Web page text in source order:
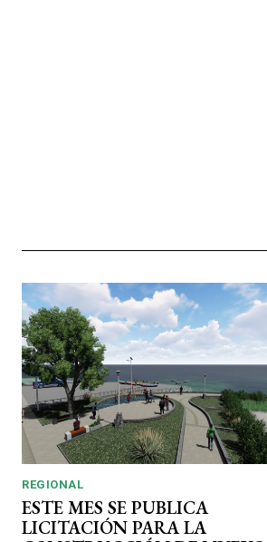
REGIONAL
ESTE MES SE PUBLICA
LICITACIÓN PARA LA